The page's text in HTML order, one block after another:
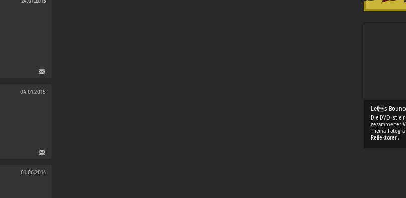
Lets
Die DVD ist
gesammelter
Thema
Reflektoren.
04.01.2015
01.06.2014